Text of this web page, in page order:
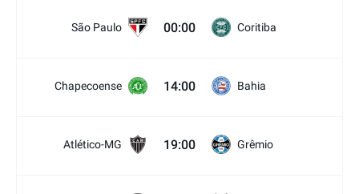
São Paulo 00:00 Coritiba
Chapecoense 14:00 Bahia
Atlético-MG 19:00 Grêmio